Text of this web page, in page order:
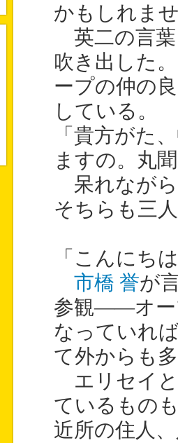
かもしれま
英二の言葉
吹き出した
ープの仲の
している。
「貴方がた
ますの。丸
呆れながら
そちらも三
「こんにち
市橋 誉が
参観——オー
なっていれ
て外からも
エリセイと
ているもの
近所の住人